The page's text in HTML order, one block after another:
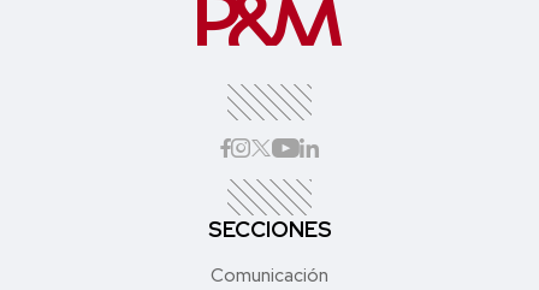
SECCIONES
Comunicación